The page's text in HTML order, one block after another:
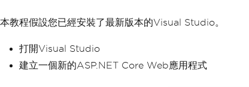
本教程假設您已經安裝了最新版本的Visual Studio。
打開Visual Studio
建立一個新的ASP.NET Core Web應用程式